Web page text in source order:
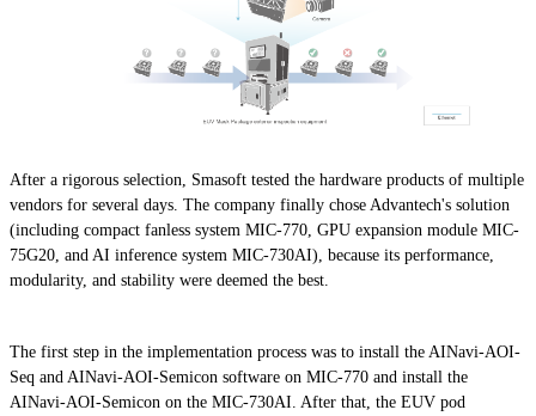
After a rigorous selection, Smasoft tested the hardware products of multiple
vendors for several days. The company finally chose Advantech's solution
(including compact fanless system MIC-770, GPU expansion module MIC-
75G20, and AI inference system MIC-730AI), because its performance,
modularity, and stability were deemed the best.
The first step in the implementation process was to install the AINavi-AOI-
Seq and AINavi-AOI-Semicon software on MIC-770 and install the
AINavi-AOI-Semicon on the MIC-730AI. After that, the EUV pod